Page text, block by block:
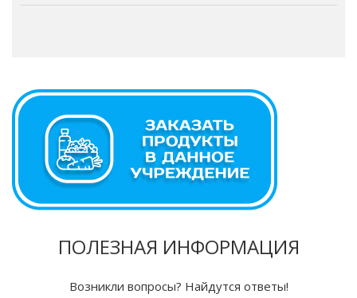
ПОЛЕЗНАЯ ИНФОРМАЦИЯ
Возникли вопросы? Найдутся ответы!